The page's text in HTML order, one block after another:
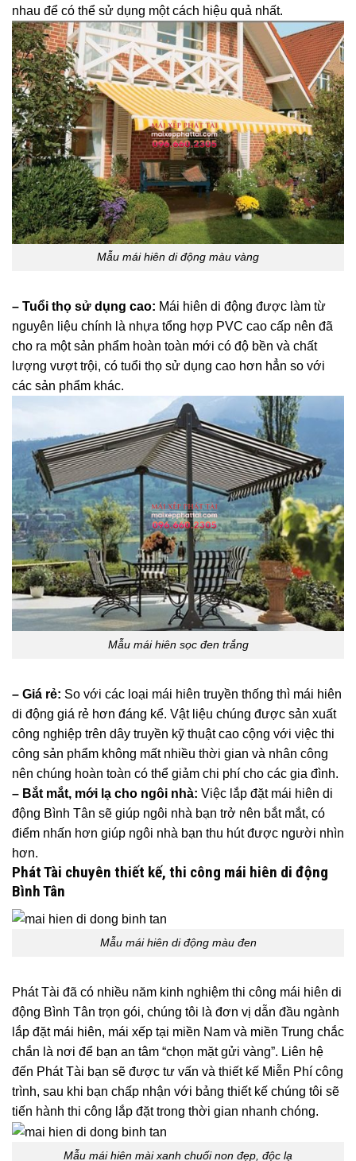
nhau để có thể sử dụng một cách hiệu quả nhất.
Mẫu mái hiên di động màu vàng
– Tuổi thọ sử dụng cao: Mái hiên di động được làm từ
nguyên liệu chính là nhựa tổng hợp PVC cao cấp nên đã
cho ra một sản phẩm hoàn toàn mới có độ bền và chất
lượng vượt trội, có tuổi thọ sử dụng cao hơn hẳn so với
các sản phẩm khác.
Mẫu mái hiên sọc đen trắng
– Giá rẻ: So với các loại mái hiên truyền thống thì mái hiên
di động giá rẻ hơn đáng kể. Vật liệu chúng được sản xuất
công nghiệp trên dây truyền kỹ thuật cao cộng với việc thi
công sản phẩm không mất nhiều thời gian và nhân công
nên chúng hoàn toàn có thể giảm chi phí cho các gia đình.
– Bắt mắt, mới lạ cho ngôi nhà: Việc lắp đặt mái hiên di
động Bình Tân sẽ giúp ngôi nhà bạn trở nên bắt mắt, có
điểm nhấn hơn giúp ngôi nhà bạn thu hút được người nhìn
hơn.
Phát Tài chuyên thiết kế, thi công mái hiên di động
Bình Tân
Mẫu mái hiên di động màu đen
Phát Tài đã có nhiều năm kinh nghiệm thi công mái hiên di
động Bình Tân trọn gói, chúng tôi là đơn vị dẫn đầu ngành
lắp đặt mái hiên, mái xếp tại miền Nam và miền Trung chắc
chắn là nơi để bạn an tâm “chọn mặt gửi vàng”. Liên hệ
đến Phát Tài bạn sẽ được tư vấn và thiết kế Miễn Phí công
trình, sau khi bạn chấp nhận với bảng thiết kế chúng tôi sẽ
tiến hành thi công lắp đặt trong thời gian nhanh chóng.
Mẫu mái hiên mài xanh chuối non đẹp, độc lạ